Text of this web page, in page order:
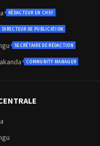
RÉDACTEUR EN CHEF
DIRECTEUR DE PUBLICATION
SECRÉTAIRE DE RÉDACTION
COMMUNITY MANAGER